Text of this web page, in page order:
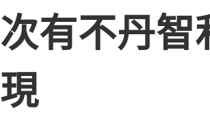
次有不丹智
現